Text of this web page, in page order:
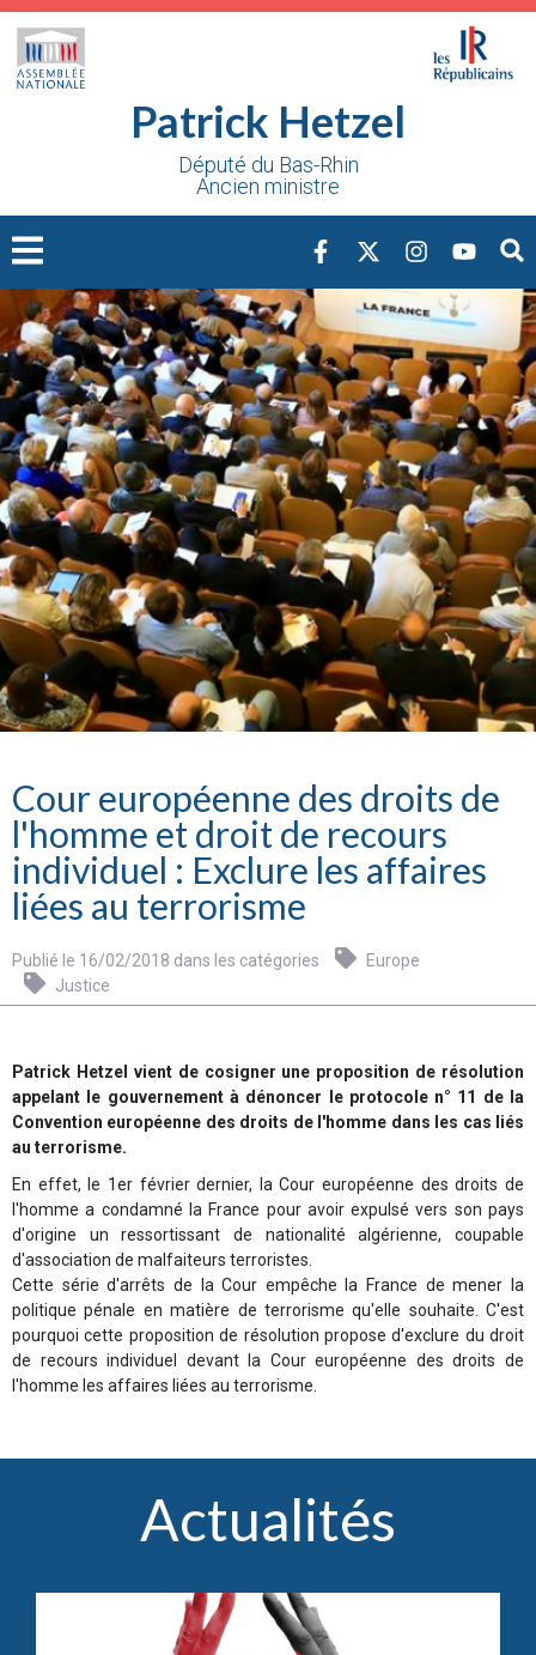
Patrick Hetzel
Député du Bas-Rhin
Ancien ministre
Cour européenne des droits de
l'homme et droit de recours
individuel : Exclure les affaires
liées au terrorisme
Publié le 16/02/2018 dans les catégories
Europe
Justice
Patrick Hetzel vient de cosigner une proposition de résolution
appelant le gouvernement à dénoncer le protocole n° 11 de la
Convention européenne des droits de l'homme dans les cas liés
au terrorisme.
En effet, le 1er février dernier, la Cour européenne des droits de
l'homme a condamné la France pour avoir expulsé vers son pays
d'origine un ressortissant de nationalité algérienne, coupable
d'association de malfaiteurs terroristes.
Cette série d'arrêts de la Cour empêche la France de mener la
politique pénale en matière de terrorisme qu'elle souhaite. C'est
pourquoi cette proposition de résolution propose d'exclure du droit
de recours individuel devant la Cour européenne des droits de
l'homme les affaires liées au terrorisme.
Actualités
Cookies management panel